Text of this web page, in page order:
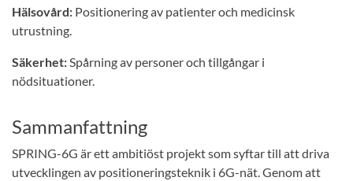
Hälsovård: Positionering av patienter och medicinsk
utrustning.
Säkerhet:Spårning av personer och tillgångar i
nödsituationer.
Sammanfattning
SPRING-6G är ett ambitiöst projekt som syftar till att driva
utvecklingen av positioneringsteknik i 6G-nät. Genom att